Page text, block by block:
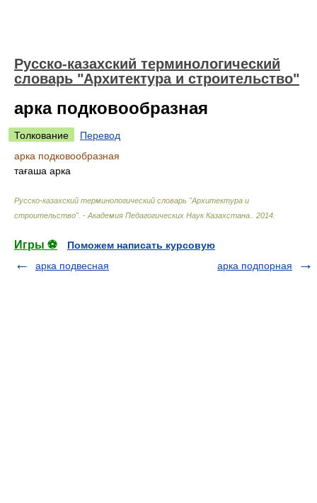
Русско-казахский терминологический
словарь "Архитектура и строительство"
арка подковообразная
Толкование
Перевод
арка подковообразная
тағаша арка
Русско-казахский терминологический словарь "Архитектура и
строительство". - Академия Педагогических Наук Казахстана.
2014
Игры ⚽
Поможем написать курсовую
арка подвесная
арка подпорная